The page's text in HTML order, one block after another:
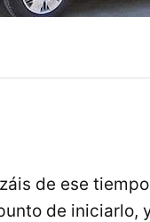
de ese
de iniciarlo,